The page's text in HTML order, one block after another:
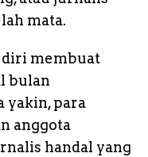
mata.
diri membuat
bulan
yakin, para
anggota
handal yang